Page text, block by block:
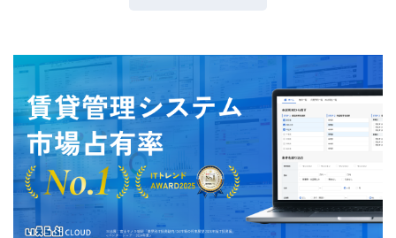
ニュース一覧 お役立ちブログ 資料ダウンロード
特長 サービス一覧